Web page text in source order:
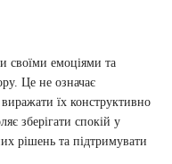
своїми емоціями та
Це не означає
їх конструктивно
зберігати спокій у
рішень та підтримувати